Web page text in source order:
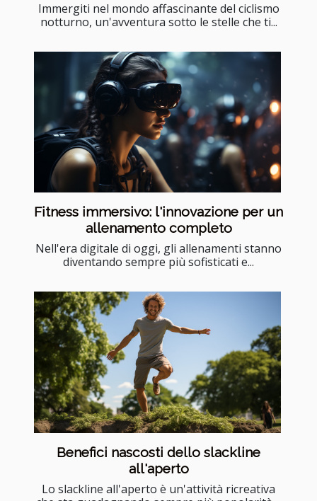
Immergiti nel mondo affascinante del ciclismo
notturno, un'avventura sotto le stelle che ti...
Fitness immersivo: l'innovazione per un
allenamento completo
Nell'era digitale di oggi, gli allenamenti stanno
diventando sempre più sofisticati e...
Benefici nascosti dello slackline
all'aperto
Lo slackline all'aperto è un'attività ricreativa